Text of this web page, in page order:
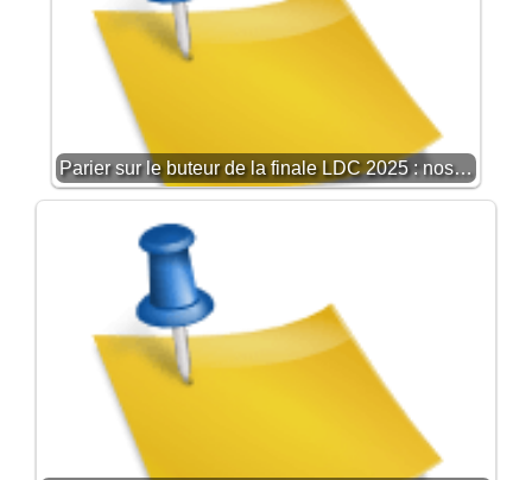
Parier sur le buteur de la finale LDC 2025 : nos…